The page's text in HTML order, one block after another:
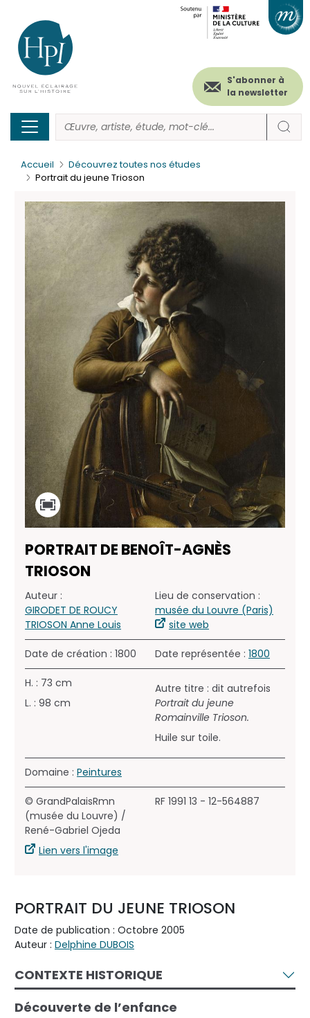
contenu
principal
Menu
secondaire
(header)
S'abonner à
la newsletter
Accueil
Découvrez toutes nos études
Portrait du jeune Trioson
PORTRAIT DE BENOÎT-AGNÈS
TRIOSON
Auteur :
GIRODET DE ROUCY
TRIOSON Anne Louis
Lieu de conservation :
musée du Louvre (Paris)
site web
Date de création : 1800 Date représentée : 1800
H. : 73 cm
L. : 98 cm
Autre titre : dit autrefois
Portrait du jeune
Romainville Trioson.
Huile sur toile.
Domaine : Peintures
© GrandPalaisRmn
(musée du Louvre) /
René-Gabriel Ojeda
Lien vers l'image
RF 1991 13 - 12-564887
PORTRAIT DU JEUNE TRIOSON
Date de publication : Octobre 2005
Auteur : Delphine DUBOIS
CONTEXTE HISTORIQUE
Découverte de l’enfance